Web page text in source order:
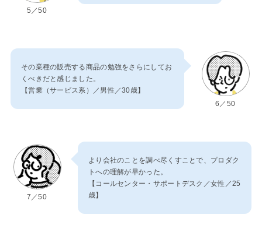
5／50
その業種の販売する商品の勉強をさらにしてお
くべきだと感じました。
【営業（サービス系）／男性／30歳】
6／50
7／50
より会社のことを調べ尽くすことで、プロダク
トへの理解が早かった。
【コールセンター・サポートデスク／女性／25
歳】